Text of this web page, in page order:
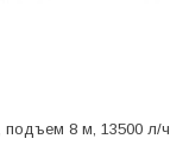
8 м, 13500 л/ч